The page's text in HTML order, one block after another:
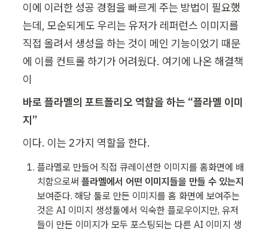
이에 이러한 성공 경험을 빠르게 주는 방법이 필요했
는데, 모순되게도 우리는 유저가 레퍼런스 이미지를
직접 올려서 생성을 하는 것이 메인 기능이었기 때문
에 이를 컨트롤 하기가 어려웠다. 여기에 나온 해결책
이
바로 플라멜의 포트폴리오 역할을 하는 “플라멜 이미
지”
이다. 이는 2가지 역할을 한다.
플라멜로 만들어 직접 큐레이션한 이미지를 홈화면에 배
치함으로써 플라멜에서 어떤 이미지들을 만들 수 있는지
보여준다. 해당 툴로 만든 이미지를 홈 화면에 보여주는
것은 AI 이미지 생성툴에서 익숙한 플로우이지만, 유저
들이 만든 이미지가 모두 포스팅되는 다른 AI 이미지 생